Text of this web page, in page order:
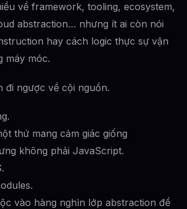
về framework, tooling, ecosystem,
abstraction… nhưng ít ai còn nói
hay cách logic thực sự vận
máy móc.
đi ngược về cội nguồn.
thứ mang cảm giác giống
không phải JavaScript.
vào hàng nghìn lớp abstraction để